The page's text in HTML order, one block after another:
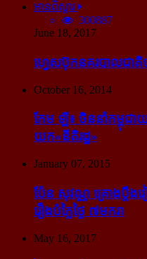
អានពិស្ដារ
300887
June 18, 2017
ហ្វេសប៊ុក​នគរបាល​ជាតិ​ថ
October 16, 2014
កែម ឡី៖ ចិន​នាំ​កម្ពុជា​
យក​«នីតិរដ្ឋ»
January 07, 2015
ប៉ែន សុវណ្ណ គ្រោង​ប្តឹង​
រឿង​បំភ្លៃ​ថ្ងៃ ៧​មករា
May 16, 2017